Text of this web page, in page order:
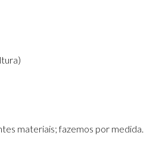
materiais; fazemos por medida.